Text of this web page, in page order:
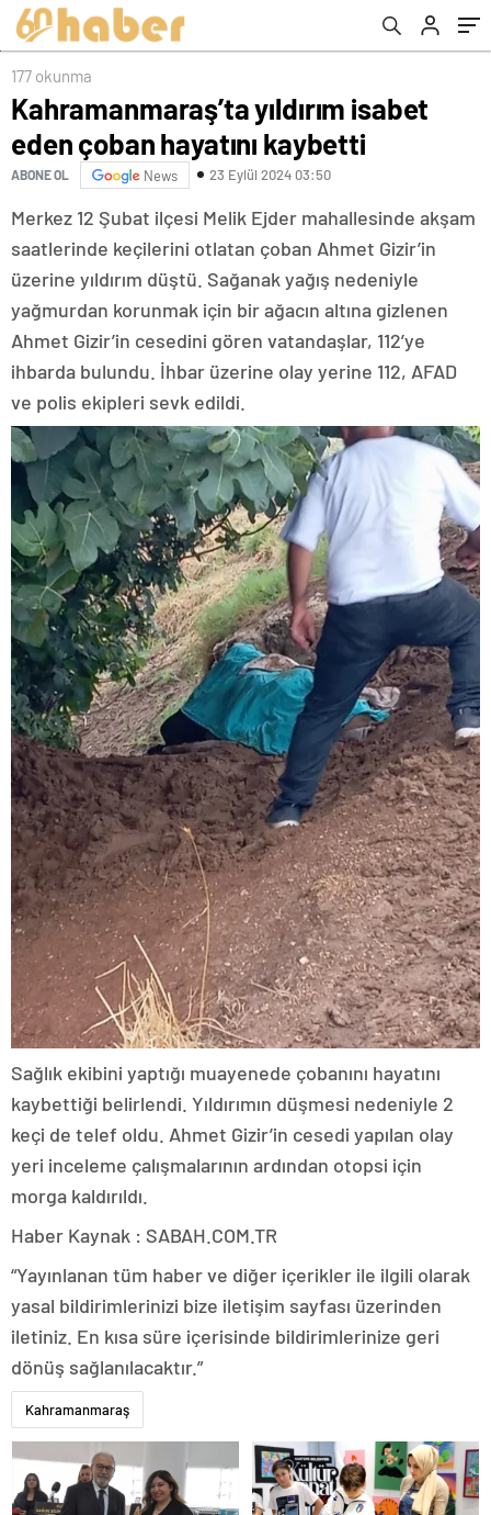
177 okunma
Kahramanmaraş’ta yıldırım isabet
eden çoban hayatını kaybetti
ABONE OL News 23 Eylül 2024 03:50
Merkez 12 Şubat ilçesi Melik Ejder mahallesinde akşam
saatlerinde keçilerini otlatan çoban Ahmet Gizir’in
üzerine yıldırım düştü. Sağanak yağış nedeniyle
yağmurdan korunmak için bir ağacın altına gizlenen
Ahmet Gizir’in cesedini gören vatandaşlar, 112’ye
ihbarda bulundu. İhbar üzerine olay yerine 112, AFAD
ve polis ekipleri sevk edildi.
Sağlık ekibini yaptığı muayenede çobanını hayatını
kaybettiği belirlendi. Yıldırımın düşmesi nedeniyle 2
keçi de telef oldu. Ahmet Gizir’in cesedi yapılan olay
yeri inceleme çalışmalarının ardından otopsi için
morga kaldırıldı.
Haber Kaynak : SABAH.COM.TR
“Yayınlanan tüm haber ve diğer içerikler ile ilgili olarak
yasal bildirimlerinizi bize iletişim sayfası üzerinden
iletiniz. En kısa süre içerisinde bildirimlerinize geri
dönüş sağlanılacaktır.”
Kahramanmaraş